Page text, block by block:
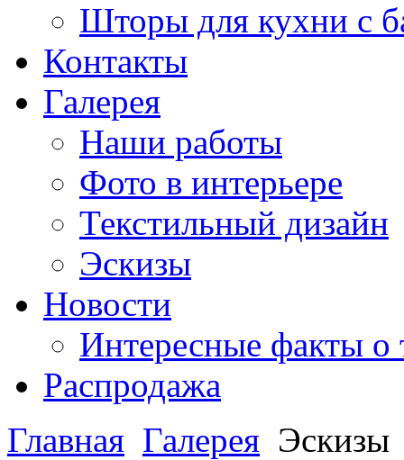
Шторы для кухни с
Контакты
Галерея
Наши работы
Фото в интерьере
Текстильный дизайн
Эскизы
Новости
Интересные факты о
Распродажа
Главная Галерея Эскизы